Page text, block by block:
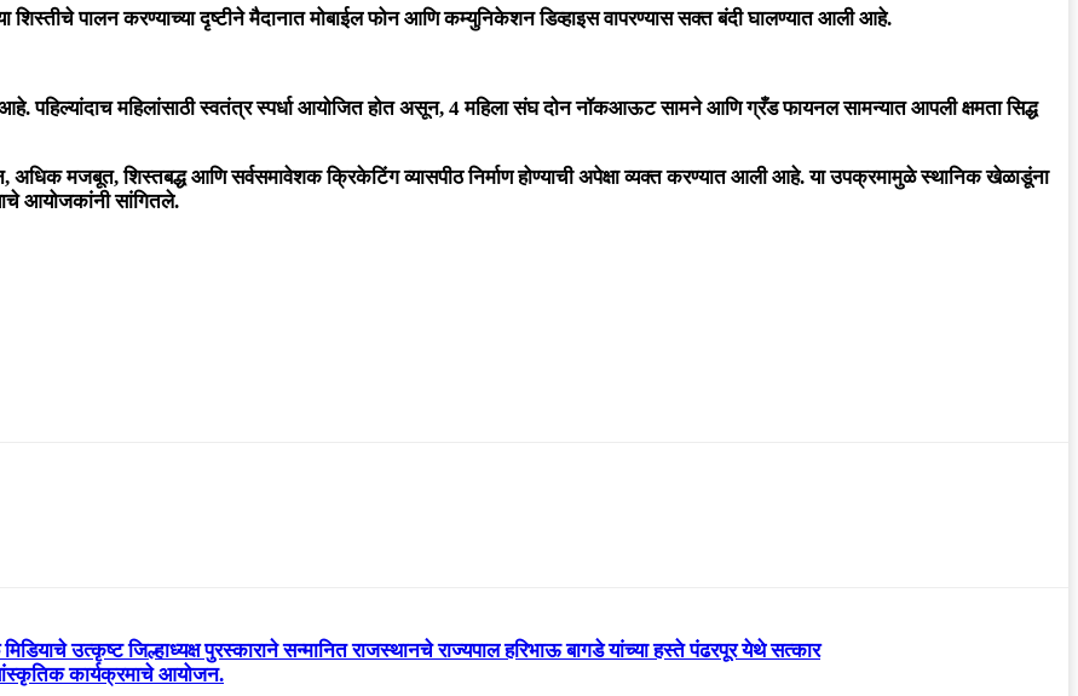
पालन करण्याच्या दृष्टीने मैदानात मोबाईल फोन आणि कम्युनिकेशन डिव्हाइस वापरण्यास सक्त बंदी घालण्यात आली आहे.
पहिल्यांदाच महिलांसाठी स्वतंत्र स्पर्धा आयोजित होत असून, 4 महिला संघ दोन नॉकआऊट सामने आणि ग्रँड फायनल सामन्यात आपली क्षमता सिद्ध
मजबूत, शिस्तबद्ध आणि सर्वसमावेशक क्रिकेटिंग व्यासपीठ निर्माण होण्याची अपेक्षा व्यक्त करण्यात आली आहे. या उपक्रमामुळे स्थानिक खेळाडूंना
आयोजकांनी सांगितले.
उत्कृष्ट जिल्हाध्यक्ष पुरस्काराने सन्मानित राजस्थानचे राज्यपाल हरिभाऊ बागडे यांच्या हस्ते पंढरपूर येथे सत्कार
कार्यक्रमाचे आयोजन.